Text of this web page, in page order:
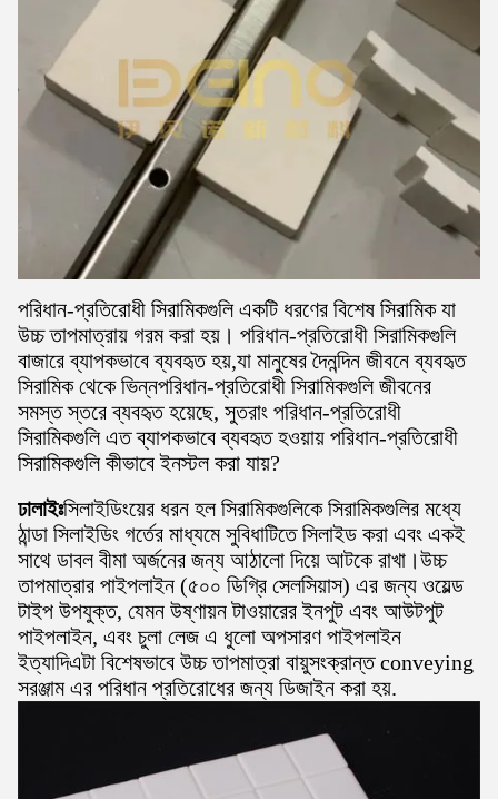
পরিধান-প্রতিরোধী সিরামিকগুলি একটি ধরণের বিশেষ সিরামিক যা
উচ্চ তাপমাত্রায় গরম করা হয়। পরিধান-প্রতিরোধী সিরামিকগুলি
বাজারে ব্যাপকভাবে ব্যবহৃত হয়,যা মানুষের দৈনন্দিন জীবনে ব্যবহৃত
সিরামিক থেকে ভিন্নপরিধান-প্রতিরোধী সিরামিকগুলি জীবনের
সমস্ত স্তরে ব্যবহৃত হয়েছে, সুতরাং পরিধান-প্রতিরোধী
সিরামিকগুলি এত ব্যাপকভাবে ব্যবহৃত হওয়ায় পরিধান-প্রতিরোধী
সিরামিকগুলি কীভাবে ইনস্টল করা যায়?
ঢালাইঃসিলাইডিংয়ের ধরন হল সিরামিকগুলিকে সিরামিকগুলির মধ্যে
ঠান্ডা সিলাইডিং গর্তের মাধ্যমে সুবিধাটিতে সিলাইড করা এবং একই
সাথে ডাবল বীমা অর্জনের জন্য আঠালো দিয়ে আটকে রাখা।উচ্চ
তাপমাত্রার পাইপলাইন (৫০০ ডিগ্রি সেলসিয়াস) এর জন্য ওয়েল্ড
টাইপ উপযুক্ত, যেমন উষ্ণায়ন টাওয়ারের ইনপুট এবং আউটপুট
পাইপলাইন, এবং চুলা লেজ এ ধুলো অপসারণ পাইপলাইন
ইত্যাদিএটা বিশেষভাবে উচ্চ তাপমাত্রা বায়ুসংক্রান্ত conveying
সরঞ্জাম এর পরিধান প্রতিরোধের জন্য ডিজাইন করা হয়.